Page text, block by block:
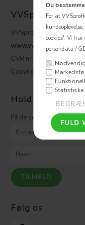
Du
For at
cookies'. Vi har
persondata /
Statistiske
VVSpoffen ApS
VVSproffen.dk ApS
www.vvsproffen.dk
CVR nr: 32 47 17 06
Copyright © VVSproffen
Hold dig
Få de seneste nyheder
Følg os